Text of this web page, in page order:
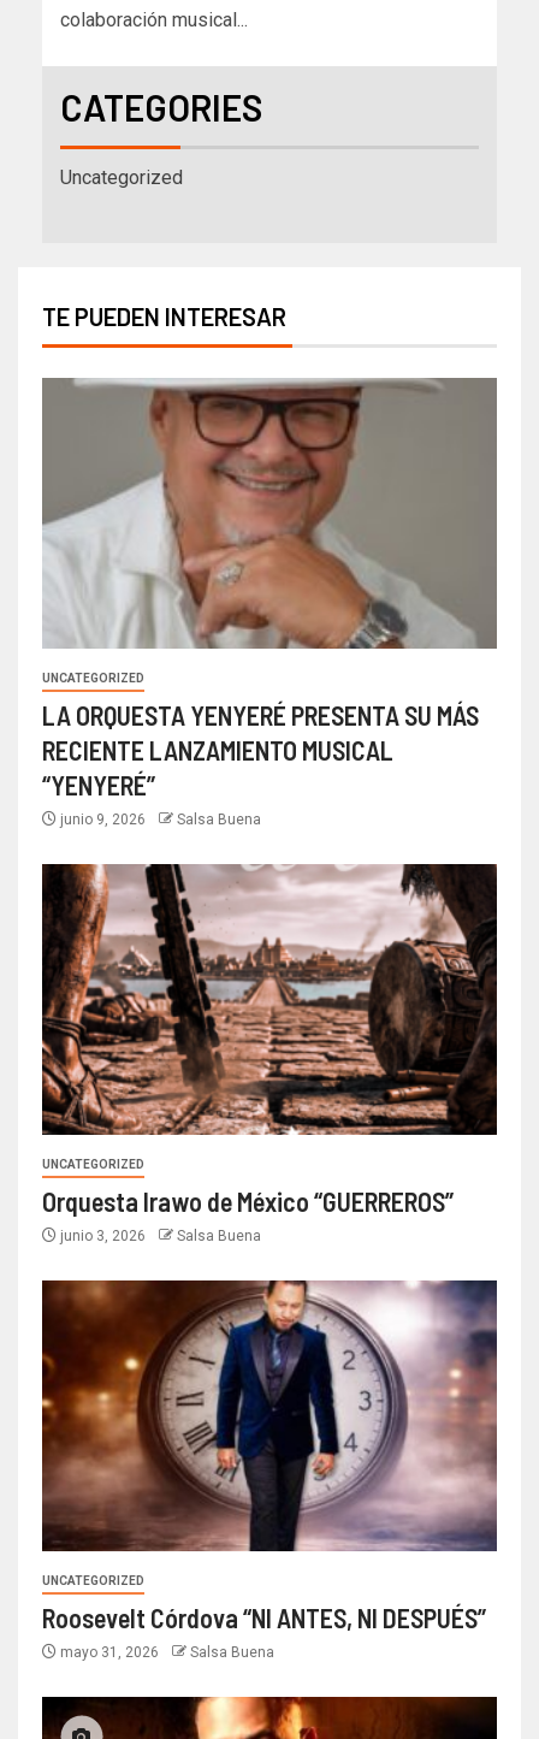
colaboración musical...
CATEGORIES
Uncategorized
TE PUEDEN INTERESAR
UNCATEGORIZED
LA ORQUESTA YENYERÉ PRESENTA SU MÁS
RECIENTE LANZAMIENTO MUSICAL
“YENYERÉ”
junio 9, 2026 Salsa Buena
UNCATEGORIZED
Orquesta Irawo de México “GUERREROS”
junio 3, 2026 Salsa Buena
UNCATEGORIZED
Roosevelt Córdova “NI ANTES, NI DESPUÉS”
mayo 31, 2026 Salsa Buena